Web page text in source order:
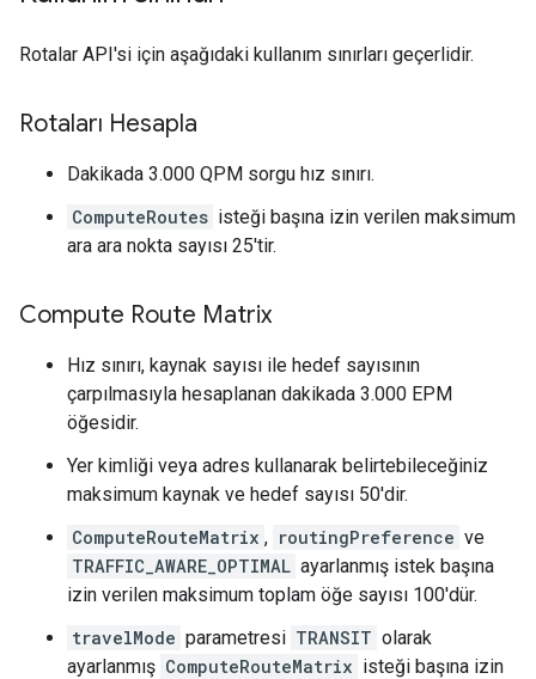
Rotalar API'si için aşağıdaki kullanım sınırları geçerlidir.
Rotaları Hesapla
Dakikada 3.000 QPM sorgu hız sınırı.
ComputeRoutes isteği başına izin verilen maksimum
ara ara nokta sayısı 25'tir.
Compute Route Matrix
Hız sınırı, kaynak sayısı ile hedef sayısının
çarpılmasıyla hesaplanan dakikada 3.000 EPM
öğesidir.
Yer kimliği veya adres kullanarak belirtebileceğiniz
maksimum kaynak ve hedef sayısı 50'dir.
ComputeRouteMatrix , routingPreference ve
TRAFFIC_AWARE_OPTIMAL ayarlanmış istek başına
izin verilen maksimum toplam öğe sayısı 100'dür.
travelMode parametresi TRANSIT olarak
ayarlanmış ComputeRouteMatrix isteği başına izin